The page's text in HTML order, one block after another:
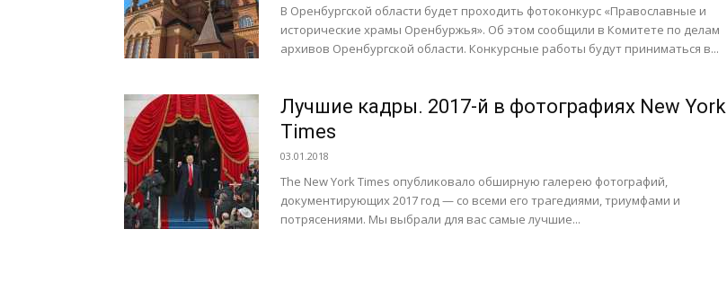
В Оренбургской области будет проходить фотоконкурс «Православные и
исторические храмы Оренбуржья». Об этом сообщили в Комитете по делам
архивов Оренбургской области. Конкурсные работы будут приниматься в...
Лучшие кадры. 2017-й в фотографиях New York
Times
03.01.2018
The New York Times опубликовало обширную галерею фотографий,
документирующих 2017 год — со всеми его трагедиями, триумфами и
потрясениями. Мы выбрали для вас самые лучшие...